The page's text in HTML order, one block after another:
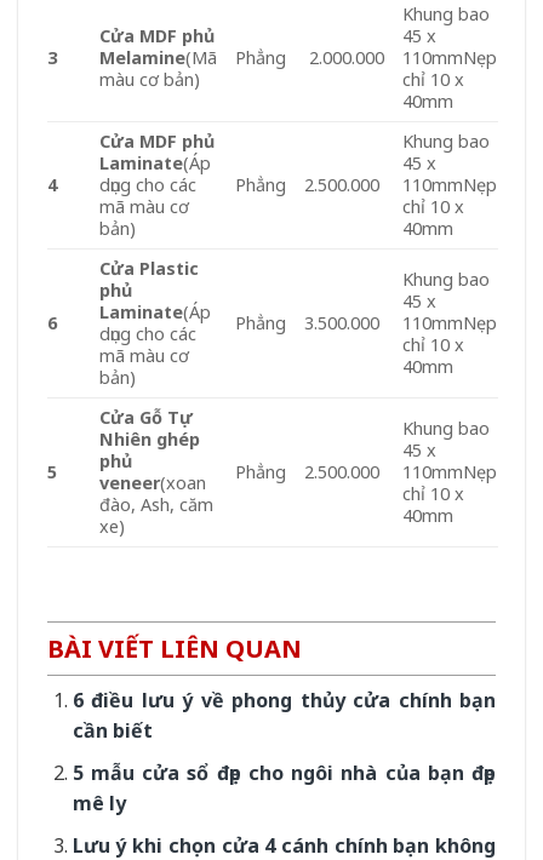
3
Cửa MDF phủ
Melamine(Mã
màu cơ bản)
Phẳng 2.000.000
Khung bao
45 x
110mmNẹp
chỉ 10 x
40mm
4
Cửa MDF phủ
Laminate(Áp
dụng cho các
mã màu cơ
bản)
Phẳng 2.500.000
Khung bao
45 x
110mmNẹp
chỉ 10 x
40mm
6
Cửa Plastic
phủ
Laminate(Áp
dụng cho các
mã màu cơ
bản)
Phẳng 3.500.000
Khung bao
45 x
110mmNẹp
chỉ 10 x
40mm
5
Cửa Gỗ Tự
Nhiên ghép
phủ
veneer(xoan
đào, Ash, căm
xe)
Phẳng 2.500.000
Khung bao
45 x
110mmNẹp
chỉ 10 x
40mm
BÀI VIẾT LIÊN QUAN
6 điều lưu ý về phong thủy cửa chính bạn
cần biết
5 mẫu cửa sổ đẹp cho ngôi nhà của bạn đẹp
mê ly
Lưu ý khi chọn cửa 4 cánh chính bạn không